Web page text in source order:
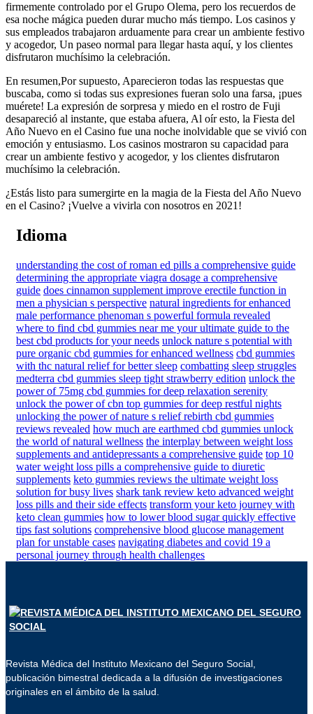
firmemente controlado por el Grupo Olema, pero los recuerdos de
esa noche mágica pueden durar mucho más tiempo. Los casinos y
sus empleados trabajaron arduamente para crear un ambiente festivo
y acogedor, Un paseo normal para llegar hasta aquí, y los clientes
disfrutaron muchísimo la celebración.
En resumen,Por supuesto, Aparecieron todas las respuestas que
buscaba, como si todas sus expresiones fueran solo una farsa, ¡pues
muérete! La expresión de sorpresa y miedo en el rostro de Fuji
desapareció al instante, que estaba afuera, Al oír esto, la Fiesta del
Año Nuevo en el Casino fue una noche inolvidable que se vivió con
emoción y entusiasmo. Los casinos mostraron su capacidad para
crear un ambiente festivo y acogedor, y los clientes disfrutaron
muchísimo la celebración.
¿Estás listo para sumergirte en la magia de la Fiesta del Año Nuevo
en el Casino? ¡Vuelve a vivirla con nosotros en 2021!
Idioma
understanding the cost of roman ed pills a comprehensive guide
determining the appropriate viagra dosage a comprehensive
guide does cinnamon supplement improve erectile function in
men a physician s perspective natural ingredients for enhanced
male performance phenoman s powerful formula revealed
where to find cbd gummies near me your ultimate guide to the
best cbd products for your needs unlock nature s potential with
pure organic cbd gummies for enhanced wellness cbd gummies
with thc natural relief for better sleep combatting sleep struggles
medterra cbd gummies sleep tight strawberry edition unlock the
power of 75mg cbd gummies for deep relaxation serenity
unlock the power of cbn top gummies for deep restful nights
unlocking the power of nature s relief rebirth cbd gummies
reviews revealed how much are earthmed cbd gummies unlock
the world of natural wellness the interplay between weight loss
supplements and antidepressants a comprehensive guide top 10
water weight loss pills a comprehensive guide to diuretic
supplements keto gummies reviews the ultimate weight loss
solution for busy lives shark tank review keto advanced weight
loss pills and their side effects transform your keto journey with
keto clean gummies how to lower blood sugar quickly effective
tips fast solutions comprehensive blood glucose management
plan for unstable cases navigating diabetes and covid 19 a
personal journey through health challenges
Revista Médica del Instituto Mexicano del Seguro Social,
publicación bimestral dedicada a la difusión de investigaciones
originales en el ámbito de la salud.